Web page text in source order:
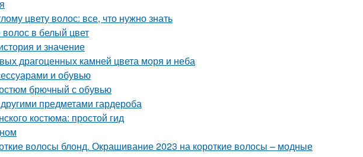
цвету волос: все, что нужно знать
волос в белый цвет
и значение
драгоценных камней цвета моря и неба
и обувью
брючный с обувью
предметами гардероба
костюма: простой гид
волосы блонд. Окрашивание 2023 на короткие волосы – модные